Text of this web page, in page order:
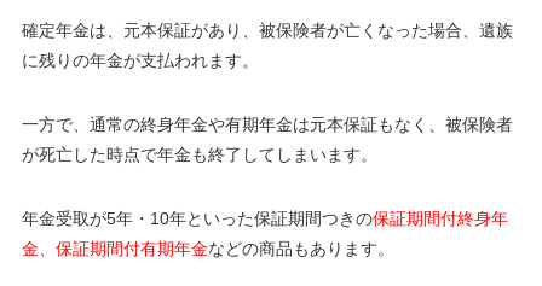
確定年金は、元本保証があり、被保険者が亡くなった場合、遺族
に残りの年金が支払われます。
一方で、通常の終身年金や有期年金は元本保証もなく、被保険者
が死亡した時点で年金も終了してしまいます。
年金受取が5年・10年といった保証期間つきの保証期間付終身年
金、保証期間付有期年金などの商品もあります。